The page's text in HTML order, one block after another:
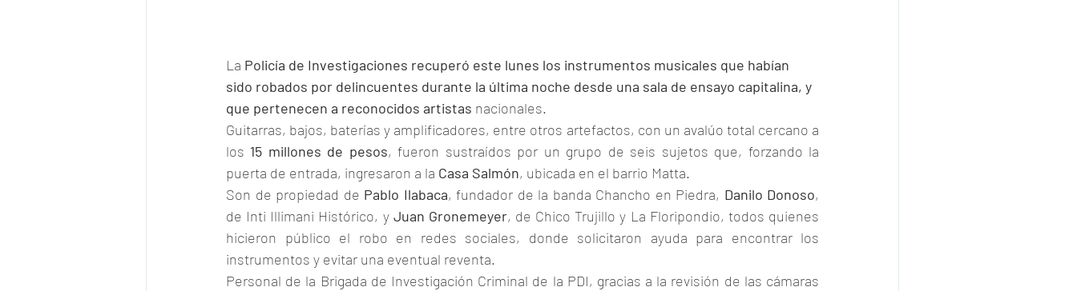
La Policía de Investigaciones recuperó este lunes los instrumentos musicales que habían
sido robados por delincuentes durante la última noche desde una sala de ensayo capitalina, y
que pertenecen a reconocidos artistas nacionales.
Guitarras, bajos, baterías y amplificadores, entre otros artefactos, con un avalúo total cercano a
los 15 millones de pesos, fueron sustraídos por un grupo de seis sujetos que, forzando la
puerta de entrada, ingresaron a la Casa Salmón, ubicada en el barrio Matta.
Son de propiedad de Pablo Ilabaca, fundador de la banda Chancho en Piedra, Danilo Donoso,
de Inti Illimani Histórico, y Juan Gronemeyer, de Chico Trujillo y La Floripondio, todos quienes
hicieron público el robo en redes sociales, donde solicitaron ayuda para encontrar los
instrumentos y evitar una eventual reventa.
Personal de la Brigada de Investigación Criminal de la PDI, gracias a la revisión de las cámaras